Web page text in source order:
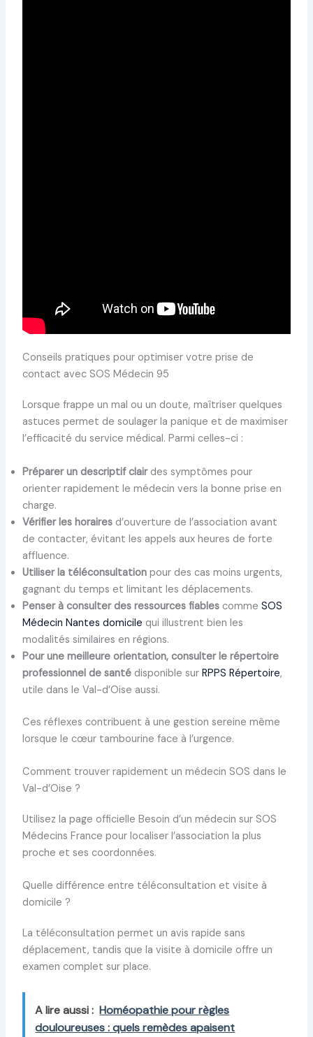
Conseils pratiques pour optimiser votre prise de
contact avec SOS Médecin 95
Lorsque frappe un mal ou un doute, maîtriser quelques
astuces permet de soulager la panique et de maximiser
l’efficacité du service médical. Parmi celles-ci :
Préparer un descriptif clairdes symptômes pour
orienter rapidement le médecin vers la bonne prise en
charge.
Vérifier les horairesd’ouverture de l’association avant
de contacter, évitant les appels aux heures de forte
affluence.
Utiliser la téléconsultationpour des cas moins urgents,
gagnant du temps et limitant les déplacements.
Penser à consulter des ressources fiablescomme SOS
Médecin Nantes domicile qui illustrent bien les
modalités similaires en régions.
Pour une meilleure orientation, consulter le répertoire
professionnel de santédisponible sur RPPS Répertoire,
utile dans le Val-d’Oise aussi.
Ces réflexes contribuent à une gestion sereine même
lorsque le cœur tambourine face à l’urgence.
Comment trouver rapidement un médecin SOS dans le
Val-d’Oise ?
Utilisez la page officielle Besoin d’un médecin sur SOS
Médecins France pour localiser l’association la plus
proche et ses coordonnées.
Quelle différence entre téléconsultation et visite à
domicile ?
La téléconsultation permet un avis rapide sans
déplacement, tandis que la visite à domicile offre un
examen complet sur place.
A lire aussi : Homéopathie pour règles
douloureuses : quels remèdes apaisent